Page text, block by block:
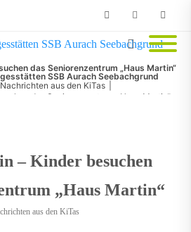
Phone FacebookEmail
das Seniorenzentrum „Haus Martin“
SSB Aurach Seebachgrund
Nachrichten aus den KiTas
das Seniorenzentrum „Haus Martin“
– Kinder besuchen
„Haus Martin“
aus den KiTas